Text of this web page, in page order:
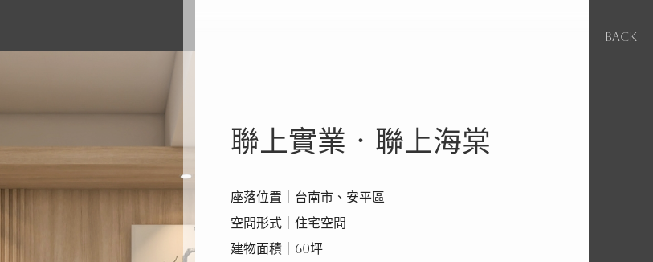
BACK
聯上實業‧聯上海棠
座落位置｜台南市、安平區
空間形式｜住宅空間
建物面積｜60坪